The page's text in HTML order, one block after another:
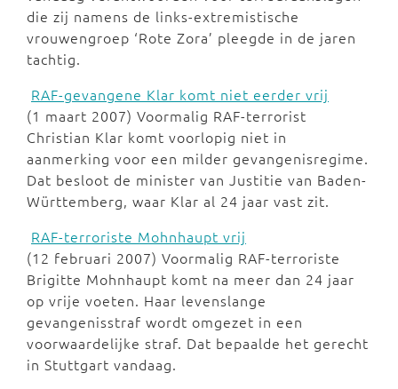
die zij namens de links-extremistische
vrouwengroep ‘Rote Zora’ pleegde in de jaren
tachtig.
RAF-gevangene Klar komt niet eerder vrij
(1 maart 2007) Voormalig RAF-terrorist
Christian Klar komt voorlopig niet in
aanmerking voor een milder gevangenisregime.
Dat besloot de minister van Justitie van Baden-
Württemberg, waar Klar al 24 jaar vast zit.
RAF-terroriste Mohnhaupt vrij
(12 februari 2007) Voormalig RAF-terroriste
Brigitte Mohnhaupt komt na meer dan 24 jaar
op vrije voeten. Haar levenslange
gevangenisstraf wordt omgezet in een
voorwaardelijke straf. Dat bepaalde het gerecht
in Stuttgart vandaag.